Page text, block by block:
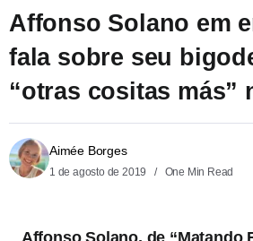
Affonso Solano em
fala sobre seu
“otras cositas más”
Aimée Borges
1 de agosto de 2019 One Min Read
Affonso Solano, de “Matando